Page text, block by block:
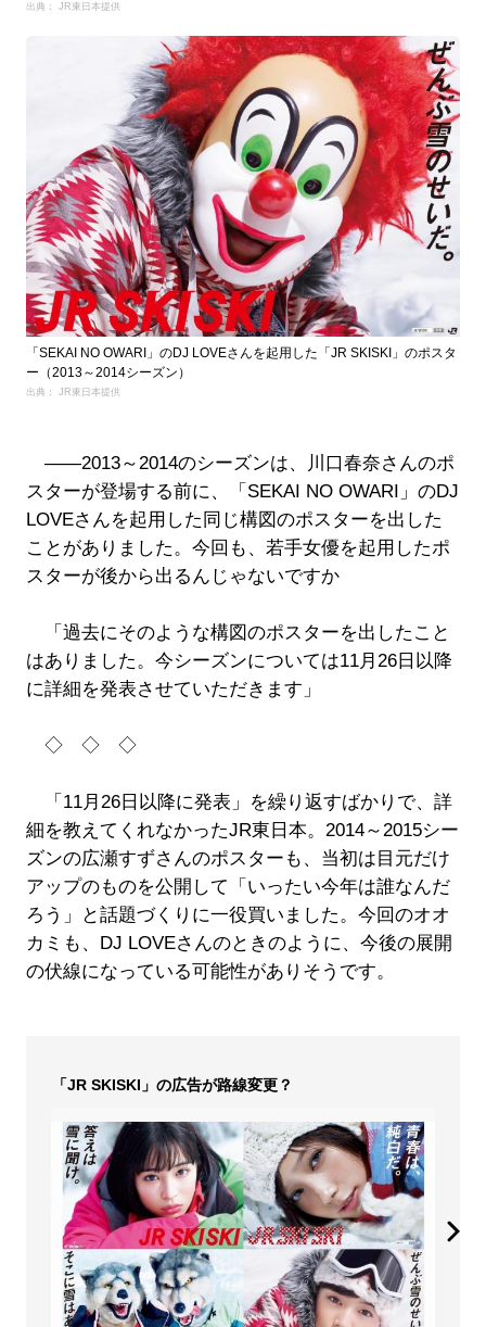
出典： JR東日本提供
「SEKAI NO OWARI」のDJ LOVEさんを起用した「JR SKISKI」のポスタ
ー（2013～2014シーズン）
出典： JR東日本提供
――2013～2014のシーズンは、川口春奈さんのポ
スターが登場する前に、「SEKAI NO OWARI」のDJ
LOVEさんを起用した同じ構図のポスターを出した
ことがありました。今回も、若手女優を起用したポ
スターが後から出るんじゃないですか
「過去にそのような構図のポスターを出したこと
はありました。今シーズンについては11月26日以降
に詳細を発表させていただきます」
◇ ◇ ◇
「11月26日以降に発表」を繰り返すばかりで、詳
細を教えてくれなかったJR東日本。2014～2015シー
ズンの広瀬すずさんのポスターも、当初は目元だけ
アップのものを公開して「いったい今年は誰なんだ
ろう」と話題づくりに一役買いました。今回のオオ
カミも、DJ LOVEさんのときのように、今後の展開
の伏線になっている可能性がありそうです。
「JR SKISKI」の広告が路線変更？